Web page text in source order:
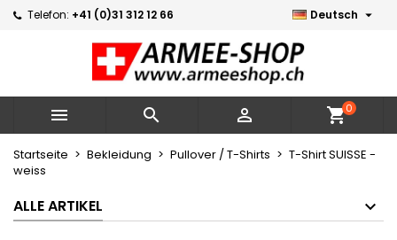
Telefon: +41 (0)31 312 12 66 Deutsch 
   shopping_cart0
Startseite Bekleidung Pullover / T-Shirts
T-Shirt SUISSE -
weiss
ALLE ARTIKEL
×
Neue Liste erstellen
×
Name der Wunschliste
×
Sie müssen angemeldet sein, um Artikel Ihrer
Wunschliste hinzufügen zu können.
Abbrechen Anmelden